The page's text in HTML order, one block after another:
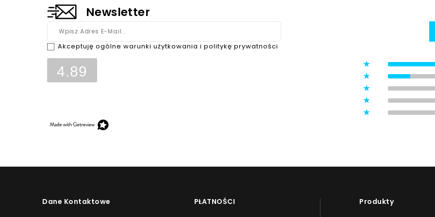
Newsletter
Akceptuję ogólne warunki użytkowania i politykę prywatności
4.89
Dane Kontaktowe PŁATNOŚCI Produkty